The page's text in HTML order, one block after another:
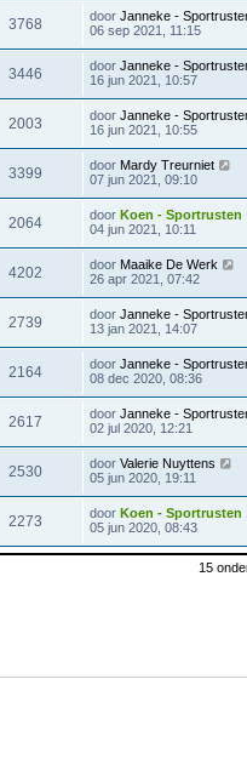
3768 door Janneke -
06 sep 2021, 11:15
3446 door Janneke -
16 jun 2021, 10:57
2003 door Janneke -
16 jun 2021, 10:55
3399 door Mardy Treurniet
07 jun 2021, 09:10
2064 door Koen - Sportrusten
04 jun 2021, 10:11
4202 door Maaike De Werk
26 apr 2021, 07:42
2739 door Janneke -
13 jan 2021, 14:07
2164 door Janneke -
08 dec 2020, 08:36
2617 door Janneke -
02 jul 2020, 12:21
2530 door Valerie Nuyttens
05 jun 2020, 19:11
2273 door Koen - Sportrusten
05 jun 2020, 08:43
15